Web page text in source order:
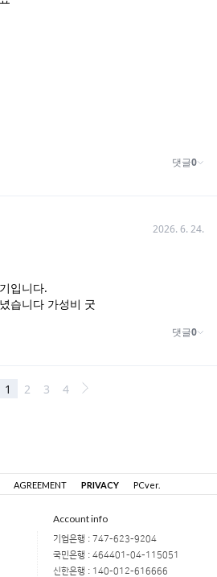
AGREEMENT PRIVACY PCver.
Account info
기업은행 : 747-623-9204
국민은행 : 464401-04-115051
신한은행 : 140-012-616666